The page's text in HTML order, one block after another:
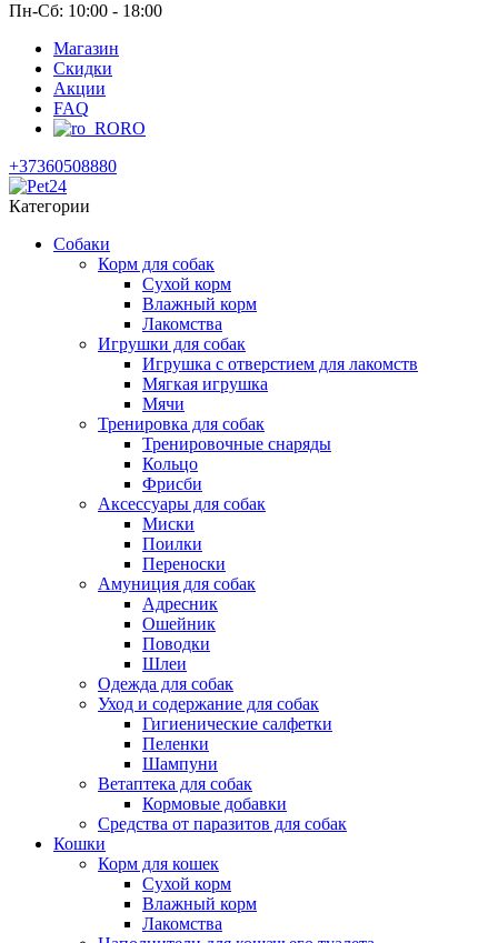
Пн-Сб: 10:00 - 18:00
Магазин
Скидки
Акции
FAQ
RO
+37360508880
Категории
Собаки
Корм для собак
Сухой корм
Влажный корм
Лакомства
Игрушки для собак
Игрушка с отверстием для лакомств
Мягкая игрушка
Мячи
Тренировка для собак
Тренировочные снаряды
Кольцо
Фрисби
Аксессуары для собак
Миски
Поилки
Переноски
Амуниция для собак
Адресник
Ошейник
Поводки
Шлеи
Одежда для собак
Уход и содержание для собак
Гигиенические салфетки
Пеленки
Шампуни
Ветаптека для собак
Кормовые добавки
Средства от паразитов для собак
Кошки
Корм для кошек
Сухой корм
Влажный корм
Лакомства